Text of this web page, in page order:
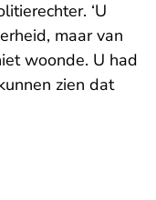
‘U
maar van
woonde. U had
zien dat